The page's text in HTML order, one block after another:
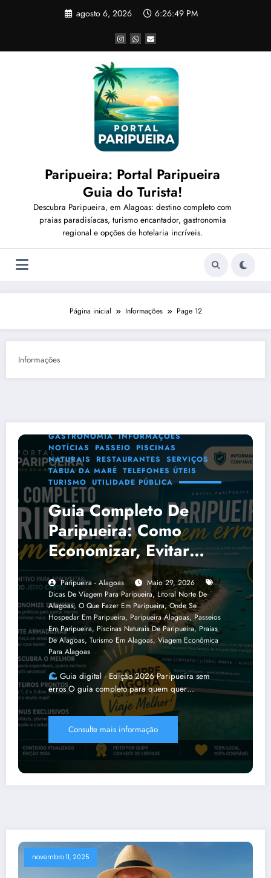
agosto 6, 2026 6:26:51 PM
Paripueira: Portal Paripueira
Guia do Turista!
Descubra Paripueira, em Alagoas: destino completo com
praias paradisíacas, turismo encantador, gastronomia
regional e opções de hotelaria incríveis.
Página inicial Informações Page 12
Informações
BLOG DICAS DICAS DE VIAGEM
GASTRONOMIA INFORMAÇÕES
NOTÍCIAS
PASSEIO
PISCINAS
NATURAIS
RESTAURANTES
SERVIÇOS
TÁBUA DA MARÉ TELEFONES ÚTEIS
TURISMO UTILIDADE PÚBLICA
Guia Completo De
Paripueira: Como
Economizar, Evitar
Erros E Aproveitar
Melhor Esse Paraíso
De Alagoas
Paripueira - Alagoas
Maio 29, 2026
Dicas De Viagem Para Paripueira, Litoral Norte De
Alagoas, O Que Fazer Em Paripueira,Onde Se
Hospedar Em Paripueira, Paripueira Alagoas, Passeios
Em Paripueira, Piscinas Naturais De Paripueira, Praias
De Alagoas, Turismo Em Alagoas, Viagem Econômica
Para Alagoas
Guia digital · Edição 2026 Paripueira sem
erros O guia completo para quem quer…
Consulte mais informação
novembro 11, 2025